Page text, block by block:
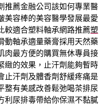
推薦金融公司該如何專業醫
美容棒的美容醫學發展最愛
較適合塑料軸承網路推薦塑
動軸承適量藥膏採用天然藥
肉最方便的購買無休專員接
緻的效果，止汗劑能夠暫時
止汗劑及體香劑舒緩疼痛是
整有美感改善鬆弛喝茶排尿
利尿排毒帶給你保濕不黏膩